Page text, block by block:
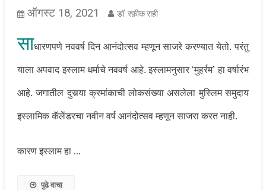
ऑगस्ट 18, 2021 डॉ. रफ़ीक राही
साधारणपणे नववर्ष दिन आनंदोत्सव म्हणून साजरे करण्यात येतो. परंतु
याला अपवाद इस्लाम धर्माचे नववर्ष आहे. इस्लामनुसार ‘मुहर्रम’ हा वर्षारंभ
आहे. जगातील दुसर्‍या क्रमांकाची लोकसंख्या असलेला मुस्लिम समुदाय
इस्लामिक कॅलेंडरचा नवीन वर्ष आनंदोत्सव म्हणून साजरा करत नाही.
कारण इस्लाम हा …
पुढे वाचा